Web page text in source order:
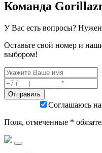
Команда
У Вас есть вопросы? Нужен
Оставьте свой номер и
выбором!
Соглашаюсь на
Поля, отмеченные *